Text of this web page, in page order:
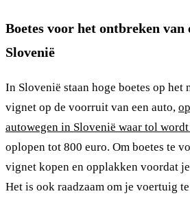
Boetes voor het ontbreken van
Slovenië
In Slovenië staan hoge boetes op het
vignet op de voorruit van een auto,
autowegen in Slovenië waar tol wordt
oplopen tot 800 euro. Om boetes te
vignet kopen en opplakken voordat
Het is ook raadzaam om je voertuig